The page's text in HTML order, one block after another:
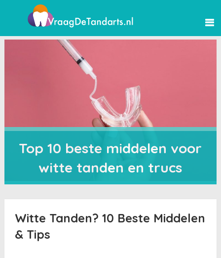
Top 10 beste middelen voor
witte tanden en trucs
Witte Tanden? 10 Beste Middelen
& Tips